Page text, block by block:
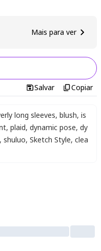
Mais para ver
Salvar Copiar
long sleeves, blush, is
, plaid, dynamic pose, dy
, shuluo, Sketch Style, clea